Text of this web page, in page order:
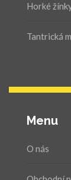
Horké
Tantrická
Menu
O nás